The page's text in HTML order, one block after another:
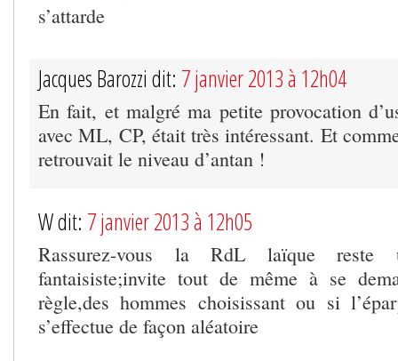
s’attarde
Jacques Barozzi dit: 7 janvier 2013 à 12h04
En fait, et malgré ma petite provocation
avec ML, CP, était très intéressant. Et
retrouvait le niveau d’antan !
W dit: 7 janvier 2013 à 12h05
Rassurez-vous la RdL laïque reste
fantaisiste;invite tout de même à se
règle,des hommes choisissant ou si
s’effectue de façon aléatoire